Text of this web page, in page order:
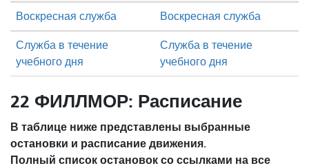
Воскресная служба Воскресная служба
Служба в течение
учебного дня
Служба в течение
учебного дня
22 ФИЛЛМОР: Расписание
В таблице ниже представлены выбранные
остановки и расписание движения.
Полный список остановок со ссылками на все